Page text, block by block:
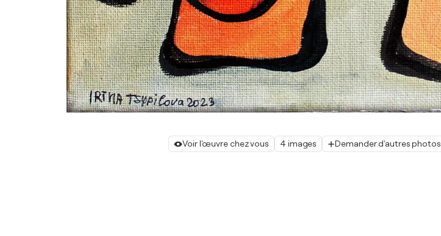
Voir l'œuvre chez vous 4 images Demander d'autres photos